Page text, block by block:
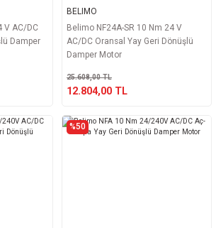
V AC/DC
Damper
BELIMO
Belimo NF24A-SR 10 Nm 24 V
AC/DC Oransal Yay Geri Dönüşlü
Damper Motor
25.608,00 TL
12.804,00 TL
%50